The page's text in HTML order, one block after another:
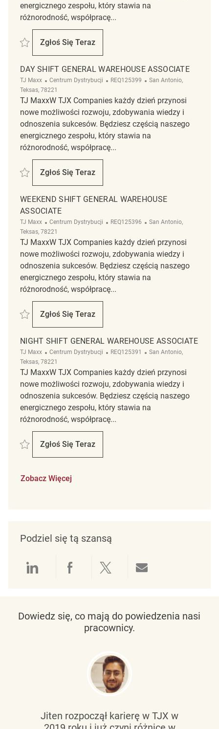
energicznego zespołu, który stawia na
różnorodność, współpracę...
Zapisać Weekend Shift Forklift Driver General Warehouse Associate
Zgłoś Się Teraz
Weekend Shift Forklift Driver General
DAY SHIFT GENERAL WAREHOUSE ASSOCIATE
TJ Maxx Kategoria
Centrum Dystrybucji ReqId
REQ125399 Lokalizacja
San Antonio,
Teksas, 78221
TJ MaxxW TJX Companies każdy dzień przynosi
nowe możliwości rozwoju, zdobywania wiedzy i
odnoszenia sukcesów. Będziesz częścią naszego
energicznego zespołu, który stawia na
różnorodność, współpracę...
Zapisać Day Shift General Warehouse Associate REQ125399
Zgłoś Się Teraz
Day Shift General Warehouse Associate
WEEKEND SHIFT GENERAL WAREHOUSE
ASSOCIATE
TJ Maxx Kategoria
Centrum Dystrybucji ReqId
REQ125396 Lokalizacja
San Antonio,
Teksas, 78221
TJ MaxxW TJX Companies każdy dzień przynosi
nowe możliwości rozwoju, zdobywania wiedzy i
odnoszenia sukcesów. Będziesz częścią naszego
energicznego zespołu, który stawia na
różnorodność, współpracę...
Zapisać Weekend Shift General Warehouse Associate REQ125396
Zgłoś Się Teraz
Weekend Shift General Warehouse
NIGHT SHIFT GENERAL WAREHOUSE ASSOCIATE
TJ Maxx Kategoria
Centrum Dystrybucji ReqId
REQ125391 Lokalizacja
San Antonio,
Teksas, 78221
TJ MaxxW TJX Companies każdy dzień przynosi
nowe możliwości rozwoju, zdobywania wiedzy i
odnoszenia sukcesów. Będziesz częścią naszego
energicznego zespołu, który stawia na
różnorodność, współpracę...
Zapisać Night Shift General Warehouse Associate REQ125391
Zgłoś Się Teraz
Night Shift General Warehouse Associate
Zobacz Więcej
Podziel się tą szansą
Udostępnianie przez LinkedIn
Udostępnianie przez
Udostępnij przez
Dowiedz się, co mają do powiedzenia nasi
pracownicy.
Jiten rozpoczął karierę w TJX w